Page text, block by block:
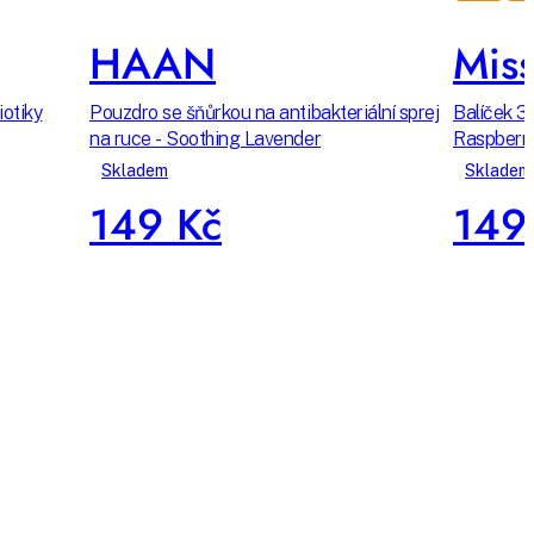
HAAN
Pouzdro se šňůrkou na antibakteriální sprej
na ruce - Soothing Lavender
Skladem
149 Kč
Balíček 3
Skladem